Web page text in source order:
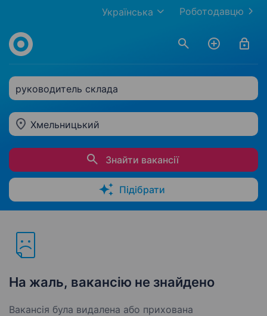
Роботодавцю
Українська
руководитель склада
Хмельницький
Знайти вакансії
Підібрати
На жаль, вакансію не знайдено
Вакансія була видалена або прихована